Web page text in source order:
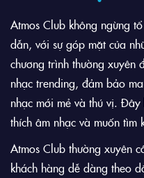
Atmos Club không ngừng
dẫn, với sự góp mặt của
chương trình thường xuyên
nhạc trending, đảm bảo
nhạc mới mẻ và thú vị.
thích âm nhạc và muốn tìm
Atmos Club thường xuyên
khách hàng dễ dàng theo